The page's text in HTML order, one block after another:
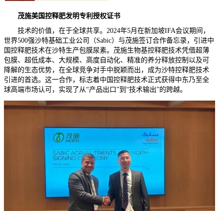
茂施美国控释肥发明专利授权证书
技术的价值，在于全球共享。2024年5月在新加坡IFA会议期间，
世界500强沙特基础工业公司（Sabic）与茂施签订合作备忘录，引进中
国控释肥技术在沙特生产包膜尿素。茂施生物基控释肥技术凭借超薄
包膜、超低成本、大规模、高度自动化、精准的养分释放控制以及可
降解的生态优势，在全球竞争对手中脱颖而出，成为沙特控释肥技术
引进的首选。这一合作，标志着中国控释肥技术正式获得中东乃至全
球高端市场认可，实现了从“产品出口”到“技术输出”的跨越。